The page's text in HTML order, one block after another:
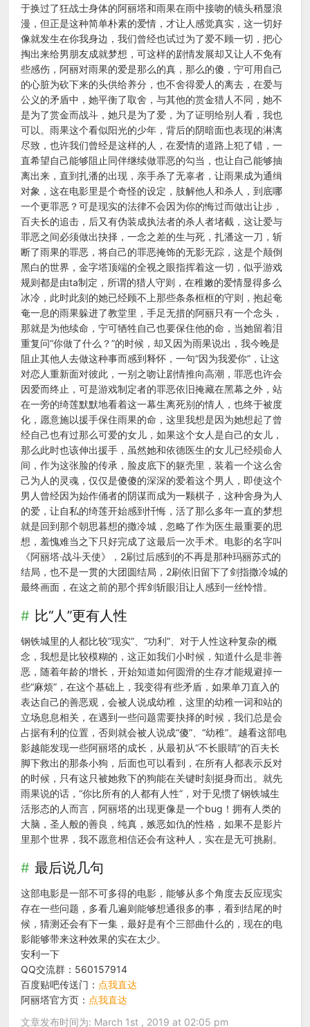
于换过了狂战士身体的阿丽塔和雨果在雨中接吻的镜头稍显浪
漫，但正是这种简单朴素的爱情，才让人感觉真实，这一切好
像就发生在你我身边，我们曾经也试过为了爱不顾一切，把心
掏出来给男朋友成就梦想，可这样的剧情发展却又让人不免有
些感伤，阿丽对雨果的爱是那么的真，那么的傻，宁可用自己
的心脏为砍下来的头供给养分，也不舍得爱人的离去，在爱与
公义的矛盾中，她平衡了取舍，与其他的赏金猎人不同，她不
是为了赏金而战斗，她只是为了爱，为了证明给别人看，我也
可以。雨果这个看似阳光的少年，背后的阴暗面也表现的淋漓
尽致，也许我们曾经是这样的人，在爱情的道路上犯了错，一
直希望自己能够阻止同伴继续做罪恶的勾当，也让自己能够抽
离出来，直到扎潘的出现，亲手杀了无辜者，让雨果成为通缉
对象，这在电影里是个奇怪的设定，肢解他人和杀人，到底哪
一个更罪恶？可是现实的法律不会因为你的悔过而做出让步，
百夫长的追击，后又有伪装成执法者的杀人者堵截，这让爱与
罪恶之间必须做出抉择，一念之差的生与死，扎潘这一刀，斩
断了雨果的罪恶，将自己的罪恶掩饰的无影无踪，这是个颠倒
黑白的世界，金字塔顶端的全视之眼指挥着这一切，似乎游戏
规则都是由ta制定，所谓的猎人守则，在稚嫩的爱情显得多么
冰冷，此时此刻的她已经顾不上那些条条框框的守则，抱起奄
奄一息的雨果躲进了教堂里，手足无措的阿丽只有一个念头，
那就是为他续命，宁可牺牲自己也要保住他的命，当她留着泪
重复问“你做了什么？”的时候，却又因为雨果说出，我今晚是
阻止其他人去做这种事而感到释怀，一句“因为我爱你”，让这
对恋人重新面对彼此，一别之吻让剧情推向高潮，罪恶也许会
因爱而终止，可是游戏制定者的罪恶依旧掩藏在黑幕之外，站
在一旁的绮莲默默地看着这一幕生离死别的情人，也终于被度
化，愿意施以援手保住雨果的命，这里我想是因为她想起了曾
经自己也有过那么可爱的女儿，如果这个女人是自己的女儿，
那么此时也该伸出援手，虽然她和依德医生的女儿已经殒命人
间，作为这张脸的传承，脸皮底下的躯壳里，装着一个这么舍
己为人的灵魂，仅仅是傻傻的深深的爱着这个男人，即使这个
男人曾经因为始作俑者的阴谋而成为一颗棋子，这种舍身为人
的爱，让自私的绮莲开始感到忏悔，活了那么多年一直的梦想
就是回到那个朝思暮想的撒冷城，忽略了作为医生最重要的思
想，羞愧难当之下只好完成了这最后一次手术。电影的名字叫
《阿丽塔·战斗天使》，2刷过后感到的不再是那种玛丽苏式的
结局，也不是一贯的大团圆结局，2刷依旧留下了剑指撒冷城的
最终画面，在这之前的那个挥剑斩眼泪让人感到一丝怜惜。
比“人”更有人性
钢铁城里的人都比较“现实”、“功利”、对于人性这种复杂的概
念，我想是比较模糊的，这正如我们小时候，知道什么是非善
恶，随着年龄的增长，开始知道如何圆滑的生存才能规避掉一
些“麻烦”，在这个基础上，我变得有些矛盾，如果单刀直入的
表达自己的善恶观，会被人说成幼稚，这里的幼稚一词和站的
立场息息相关，在遇到一些问题需要抉择的时候，我们总是会
占据有利的位置，否则就会被人说成“傻”、“幼稚”。越看这部电
影越能发现一些阿丽塔的成长，从最初从“不长眼睛”的百夫长
脚下救出的那条小狗，后面也可以看到，在所有人都表示反对
的时候，只有这只被她救下的狗能在关键时刻挺身而出。就先
雨果说的话，“你比所有的人都有人性”，对于见惯了钢铁城生
活形态的人而言，阿丽塔的出现更像是一个bug！拥有人类的
大脑，圣人般的善良，纯真，嫉恶如仇的性格，如果不是影片
里那个世界，我不愿意相信还会有这种人，实在是无可挑剔。
最后说几句
这部电影是一部不可多得的电影，能够从多个角度去反应现实
存在一些问题，多看几遍则能够想通很多的事，看到结尾的时
候，猜测还会有下一集，最好是有个三部曲什么的，现在的电
影能够带来这种效果的实在太少。
安利一下
QQ交流群：560157914
百度贴吧传送门： 点我直达
阿丽塔官方页： 点我直达
文章发布时间为: March 1st , 2019 at 02:05 pm